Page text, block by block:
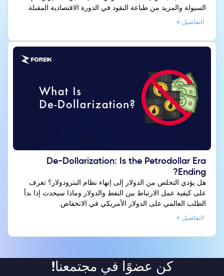
السيولة والمزيد من طباعة النقود في الدورة الاقتصادية المقبلة.
التفاصيل
De-Dollarization: Is the Petrodollar Era
Ending?
هل يؤدي التخلص من الدولار إلى إنهاء نظام البترودولار؟ تعرف
على كيفية عمل الارتباط بين النفط والدولار وماذا سيحدث إذا بدأ
الطلب العالمي على الدولار الأمريكي في الانخفاض.
التفاصيل
كن عضوًا في مجتمعنا!